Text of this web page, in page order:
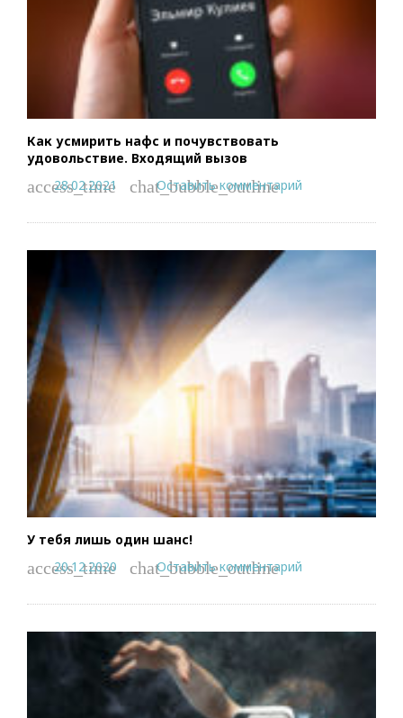
Как усмирить нафс и почувствовать
удовольствие. Входящий вызов
access_time
28.02.2021 chat_bubble_outline
Оставить комментарий
У тебя лишь один шанс!
access_time
20.12.2020 chat_bubble_outline
Оставить комментарий